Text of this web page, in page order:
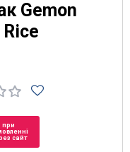
Gemon
при
сайт